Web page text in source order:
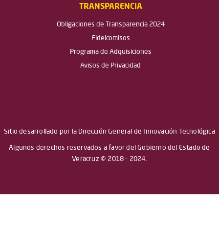
TRANSPARENCIA
Obligaciones de Transparencia 2024
Fideicomisos
Programa de Adquisiciones
Avisos de Privacidad
Sitio desarrollado por la Dirección General de Innovación Tecnológica
Algunos derechos reservados a favor del Gobierno del Estado de
Veracruz © 2018 - 2024.